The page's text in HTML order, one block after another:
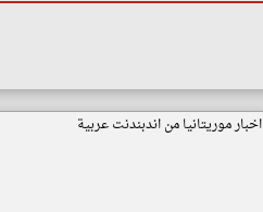
اخبار موريتانيا من اندبندنت عربية